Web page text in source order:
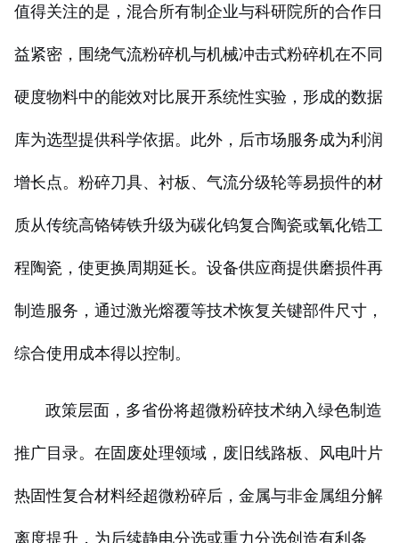
值得关注的是，混合所有制企业与科研院所的合作日
益紧密，围绕气流粉碎机与机械冲击式粉碎机在不同
硬度物料中的能效对比展开系统性实验，形成的数据
库为选型提供科学依据。此外，后市场服务成为利润
增长点。粉碎刀具、衬板、气流分级轮等易损件的材
质从传统高铬铸铁升级为碳化钨复合陶瓷或氧化锆工
程陶瓷，使更换周期延长。设备供应商提供磨损件再
制造服务，通过激光熔覆等技术恢复关键部件尺寸，
综合使用成本得以控制。
政策层面，多省份将超微粉碎技术纳入绿色制造
推广目录。在固废处理领域，废旧线路板、风电叶片
热固性复合材料经超微粉碎后，金属与非金属组分解
离度提升，为后续静电分选或重力分选创造有利条